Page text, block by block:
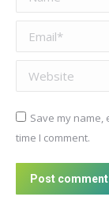
Email *
Website
Save my
time I comment.
Post comment